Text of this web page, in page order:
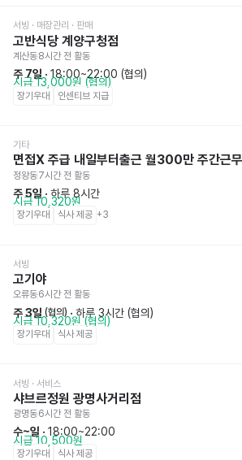
서빙 · 매장관리 · 판매
고반식당 계양구청점
계산동8시간 전 활동
주 7일 · 18:00~22:00 (협의)
시급 13,000원 (협의)
장기우대 인센티브 지급
기타
면접X 주급 내일부터출근 월300만 주간근
정왕동7시간 전 활동
주 5일 · 하루 8시간
시급 10,320원
장기우대 식사 제공 +3
서빙
고기야
오류동6시간 전 활동
주 3일 (협의) · 하루 3시간 (협의)
시급 10,320원 (협의)
장기우대 식사 제공
서빙 · 서비스
샤브르정원 광명사거리점
광명동6시간 전 활동
수~일 · 18:00~22:00
시급 10,500원
장기우대 식사 제공